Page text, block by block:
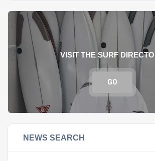
VISIT THE SURF
GO
NEWS SEARCH